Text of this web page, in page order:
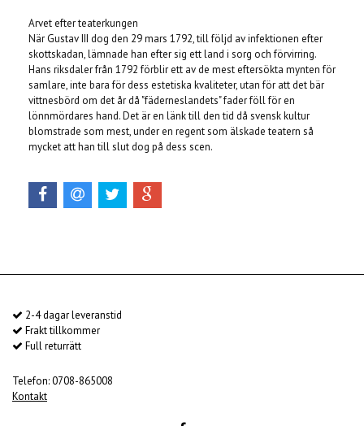
Arvet efter teaterkungen
När Gustav III dog den 29 mars 1792, till följd av infektionen efter
skottskadan, lämnade han efter sig ett land i sorg och förvirring.
Hans riksdaler från 1792 förblir ett av de mest eftersökta mynten för
samlare, inte bara för dess estetiska kvaliteter, utan för att det bär
vittnesbörd om det år då "fäderneslandets" fader föll för en
lönnmördares hand. Det är en länk till den tid då svensk kultur
blomstrade som mest, under en regent som älskade teatern så
mycket att han till slut dog på dess scen.
2-4 dagar leveranstid
Frakt tillkommer
Full returrätt
Telefon: 0708-865008
Kontakt